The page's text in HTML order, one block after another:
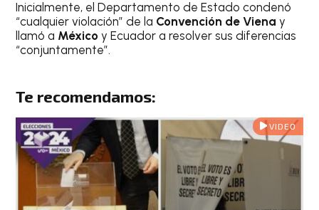
Inicialmente, el Departamento de Estado condenó
“cualquier violación” de la Convención de Viena y
llamó a México y Ecuador a resolver sus diferencias
“conjuntamente”.
Te recomendamos:
VIDEO